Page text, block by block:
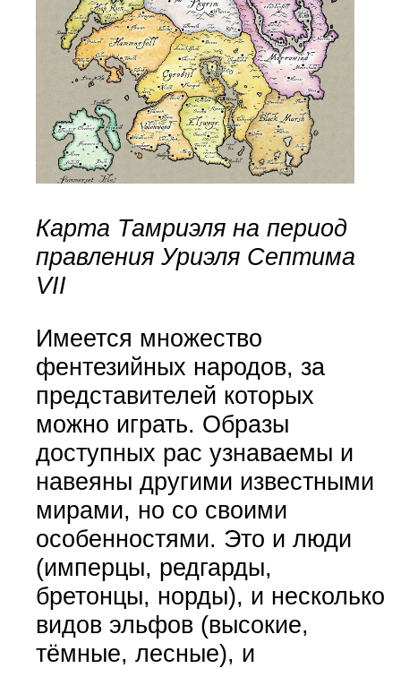
Карта Тамриэля на период
правления Уриэля Септима
VII
Имеется множество
фентезийных народов, за
представителей которых
можно играть. Образы
доступных рас узнаваемы и
навеяны другими известными
мирами, но со своими
особенностями. Это и люди
(имперцы, редгарды,
бретонцы, норды), и несколько
видов эльфов (высокие,
тёмные, лесные), и